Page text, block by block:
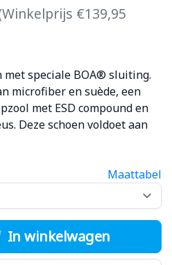
€139,95
met speciale BOA® sluiting.
microfiber en suède, een
met ESD compound en
Deze schoen voldoet aan
Maattabel
In winkelwagen